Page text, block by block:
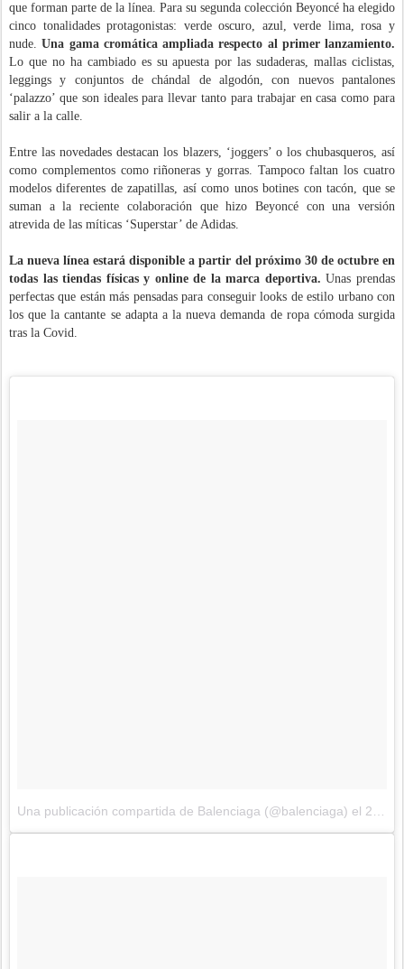
que forman parte de la línea. Para su segunda colección Beyoncé ha elegido
cinco tonalidades protagonistas: verde oscuro, azul, verde lima, rosa y
nude.Una gama cromática ampliada respecto al primer lanzamiento.
Lo que no ha cambiado es su apuesta por las sudaderas, mallas ciclistas,
leggings y conjuntos de chándal de algodón, con nuevos pantalones
‘palazzo’ que son ideales para llevar tanto para trabajar en casa como para
salir a la calle.
Entre las novedades destacan los blazers, ‘joggers’ o los chubasqueros, así
como complementos como riñoneras y gorras. Tampoco faltan los cuatro
modelos diferentes de zapatillas, así como unos botines con tacón, que se
suman a la reciente colaboración que hizo Beyoncé con una versión
atrevida de las míticas ‘Superstar’ de Adidas.
La nueva línea estará disponible a partir del próximo 30 de octubre en
todas las tiendas físicas y online de la marca deportiva. Unas prendas
perfectas que están más pensadas para conseguir looks de estilo urbano con
los que la cantante se adapta a la nueva demanda de ropa cómoda surgida
tras la Covid.
Una publicación compartida de Balenciaga (@balenciaga) el 29 de Sep de 2017 a la(s) 12:32 PDT